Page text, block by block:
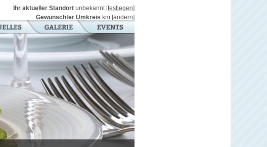
Ihr aktueller Standort unbekannt [festlegen]
Gewünschter Umkreis km [ändern]